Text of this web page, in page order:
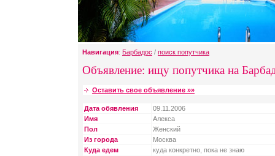
Навигация: Барбадос / поиск попутчика
Объявление: ищу попутчика на
Оставить свое объявление »»
Дата обявления
09.11.2006
Имя
Алекса
Пол
Женский
Из города
Москва
Куда едем
куда конкретно, пока не знаю